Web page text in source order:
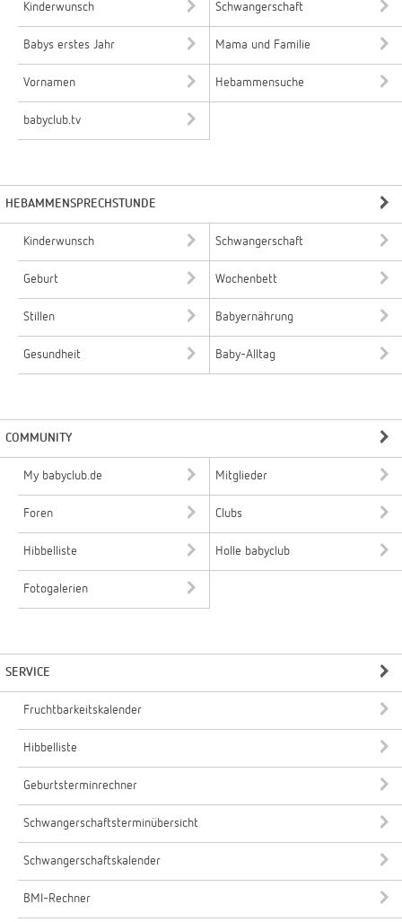
Kinderwunsch Schwangerschaft
Babys erstes Jahr Mama und Familie
Vornamen Hebammensuche
babyclub.tv
HEBAMMENSPRECHSTUNDE
Kinderwunsch Schwangerschaft
Geburt Wochenbett
Stillen Babyernährung
Gesundheit Baby-Alltag
COMMUNITY
My babyclub.de Mitglieder
Foren Clubs
Hibbelliste Holle babyclub
Fotogalerien
SERVICE
Fruchtbarkeitskalender
Hibbelliste
Geburtsterminrechner
Schwangerschaftsterminübersicht
Schwangerschaftskalender
BMI-Rechner